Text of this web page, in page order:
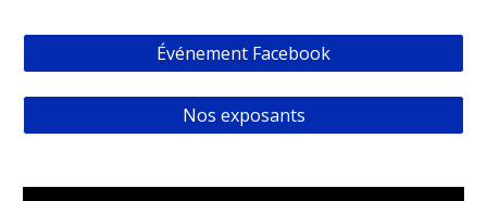
Événement Facebook
Nos exposants